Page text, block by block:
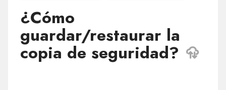
¿Cómo
guardar/restaurar la
copia de seguridad?